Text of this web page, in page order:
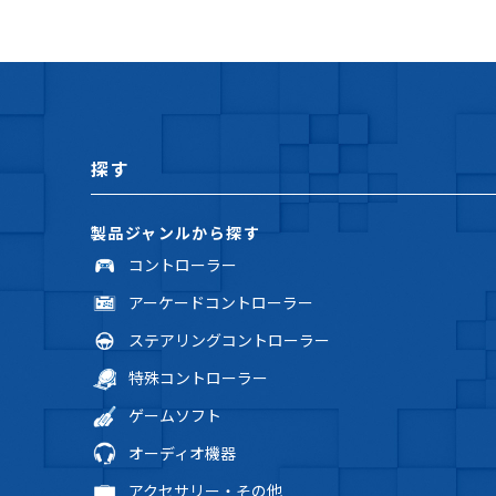
探す
製品ジャンルから探す
コントローラー
アーケードコントローラー
ステアリングコントローラー
特殊コントローラー
ゲームソフト
オーディオ機器
アクセサリー・その他